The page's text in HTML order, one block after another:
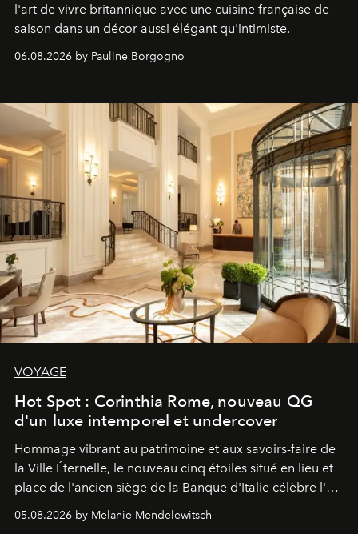
l'art de vivre britannique avec une cuisine française de
saison dans un décor aussi élégant qu'intimiste.
06.08.2026 by Pauline Borgogno
VOYAGE
Hot Spot : Corinthia Rome, nouveau QG
d'un luxe intemporel et undercover
Hommage vibrant au patrimoine et aux savoirs-faire de
la Ville Éternelle, le nouveau cinq étoiles situé en lieu et
place de l'ancien siège de la Banque d'Italie célèbre l'art
05.08.2026 by Melanie Mendelewitsch